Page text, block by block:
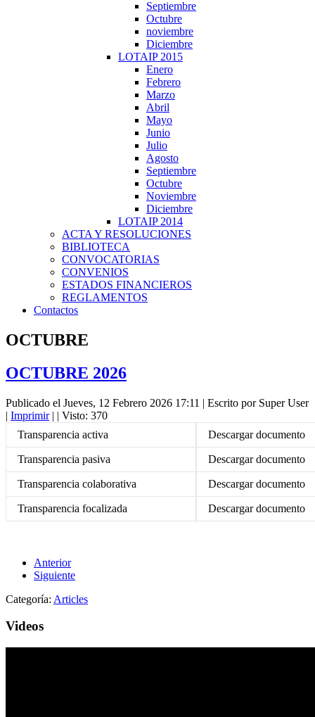
Septiembre
Octubre
noviembre
Diciembre
LOTAIP 2015
Enero
Febrero
Marzo
Abril
Mayo
Junio
Julio
Agosto
Septiembre
Octubre
Noviembre
Diciembre
LOTAIP 2014
ACTA Y RESOLUCIONES
BIBLIOTECA
CONVOCATORIAS
CONVENIOS
ESTADOS FINANCIEROS
REGLAMENTOS
Contactos
OCTUBRE
OCTUBRE 2026
Publicado el Jueves, 12 Febrero 2026 17:11 | Escrito por Super User
| Imprimir| | Visto: 370
Transparencia activa
Descargar documento
Transparencia pasiva Descargar documento
Transparencia colaborativa Descargar documento
Transparencia focalizada Descargar documento
Anterior
Siguiente
Categoría: Articles
Videos